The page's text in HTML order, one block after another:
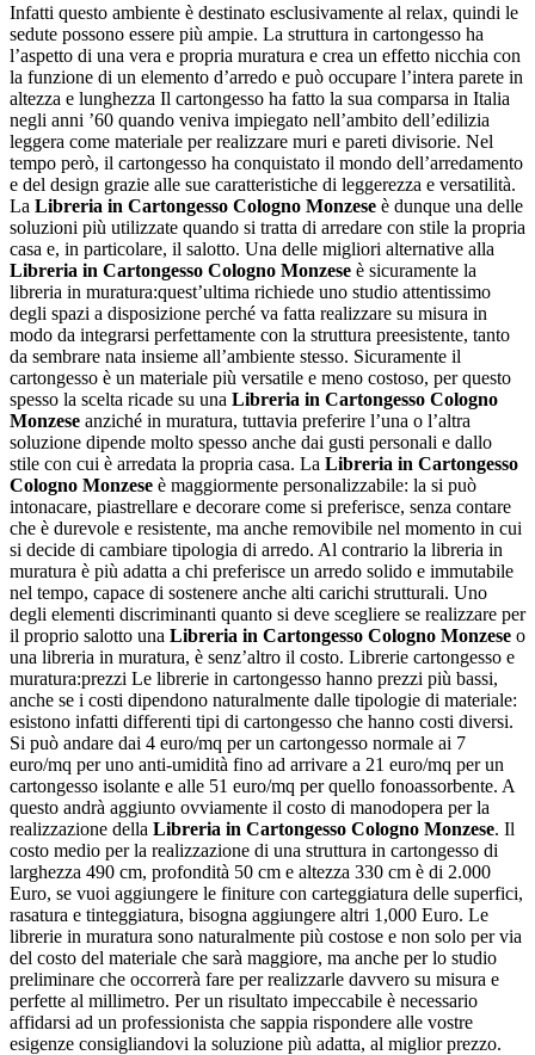
Infatti questo ambiente è destinato esclusivamente al relax, quindi le
sedute possono essere più ampie. La struttura in cartongesso ha
l’aspetto di una vera e propria muratura e crea un effetto nicchia con
la funzione di un elemento d’arredo e può occupare l’intera parete in
altezza e lunghezza Il cartongesso ha fatto la sua comparsa in Italia
negli anni ’60 quando veniva impiegato nell’ambito dell’edilizia
leggera come materiale per realizzare muri e pareti divisorie. Nel
tempo però, il cartongesso ha conquistato il mondo dell’arredamento
e del design grazie alle sue caratteristiche di leggerezza e versatilità.
La Libreria in Cartongesso Cologno Monzese è dunque una delle
soluzioni più utilizzate quando si tratta di arredare con stile la propria
casa e, in particolare, il salotto. Una delle migliori alternative alla
Libreria in Cartongesso Cologno Monzese è sicuramente la
libreria in muratura:quest’ultima richiede uno studio attentissimo
degli spazi a disposizione perché va fatta realizzare su misura in
modo da integrarsi perfettamente con la struttura preesistente, tanto
da sembrare nata insieme all’ambiente stesso. Sicuramente il
cartongesso è un materiale più versatile e meno costoso, per questo
spesso la scelta ricade su una Libreria in Cartongesso Cologno
Monzese anziché in muratura, tuttavia preferire l’una o l’altra
soluzione dipende molto spesso anche dai gusti personali e dallo
stile con cui è arredata la propria casa. La Libreria in Cartongesso
Cologno Monzese è maggiormente personalizzabile: la si può
intonacare, piastrellare e decorare come si preferisce, senza contare
che è durevole e resistente, ma anche removibile nel momento in cui
si decide di cambiare tipologia di arredo. Al contrario la libreria in
muratura è più adatta a chi preferisce un arredo solido e immutabile
nel tempo, capace di sostenere anche alti carichi strutturali. Uno
degli elementi discriminanti quanto si deve scegliere se realizzare per
il proprio salotto una Libreria in Cartongesso Cologno Monzese o
una libreria in muratura, è senz’altro il costo. Librerie cartongesso e
muratura:prezzi Le librerie in cartongesso hanno prezzi più bassi,
anche se i costi dipendono naturalmente dalle tipologie di materiale:
esistono infatti differenti tipi di cartongesso che hanno costi diversi.
Si può andare dai 4 euro/mq per un cartongesso normale ai 7
euro/mq per uno anti-umidità fino ad arrivare a 21 euro/mq per un
cartongesso isolante e alle 51 euro/mq per quello fonoassorbente. A
questo andrà aggiunto ovviamente il costo di manodopera per la
realizzazione della Libreria in Cartongesso Cologno Monzese. Il
costo medio per la realizzazione di una struttura in cartongesso di
larghezza 490 cm, profondità 50 cm e altezza 330 cm è di 2.000
Euro, se vuoi aggiungere le finiture con carteggiatura delle superfici,
rasatura e tinteggiatura, bisogna aggiungere altri 1,000 Euro. Le
librerie in muratura sono naturalmente più costose e non solo per via
del costo del materiale che sarà maggiore, ma anche per lo studio
preliminare che occorrerà fare per realizzarle davvero su misura e
perfette al millimetro. Per un risultato impeccabile è necessario
affidarsi ad un professionista che sappia rispondere alle vostre
esigenze consigliandovi la soluzione più adatta, al miglior prezzo.